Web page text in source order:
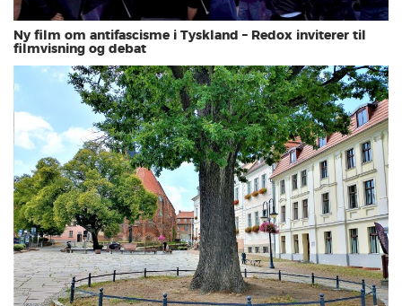
Ny film om antifascisme i Tyskland – Redox inviterer til
filmvisning og debat